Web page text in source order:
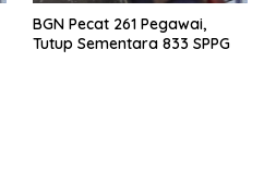
BGN Pecat 261 Pegawai,
Tutup Sementara 833 SPPG